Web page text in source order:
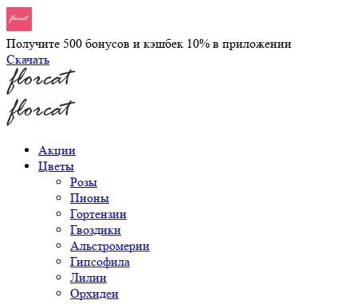
Получите 500 бонусов и кэшбек 10% в приложении
Скачать
Акции
Цветы
Розы
Пионы
Гортензии
Гвоздики
Альстромерии
Гипсофила
Лилии
Орхидеи